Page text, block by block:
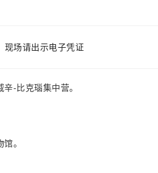
现场请出示电子凭证
-比克瑙集中营。
。